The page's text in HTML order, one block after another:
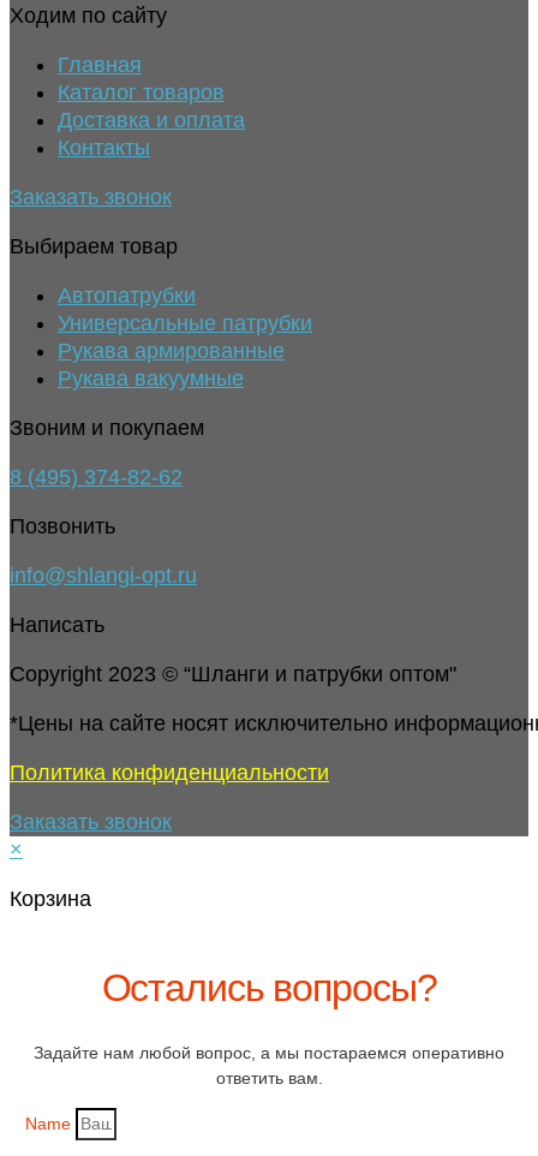
Ходим по сайту
Главная
Каталог товаров
Доставка и оплата
Контакты
Заказать звонок
Выбираем товар
Автопатрубки
Универсальные патрубки
Рукава армированные
Рукава вакуумные
Звоним и покупаем
8 (495) 374-82-62
Позвонить
info@shlangi-opt.ru
Написать
Copyright 2023 © “Шланги и патрубки оптом"
*Цены на сайте носят исключительно
Политика конфиденциальности
Заказать звонок
×
Корзина
Остались вопросы?
Задайте нам любой вопрос, а мы постараемся оперативно
ответить вам.
Name